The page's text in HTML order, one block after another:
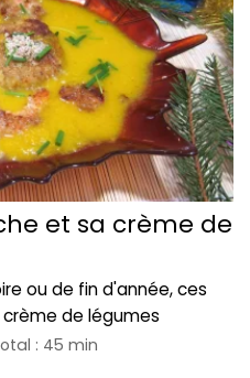
et sa crème de
ou de fin d'année, ces
de légumes
: 45 min